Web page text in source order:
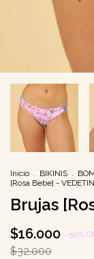
Inicio . BIKINIS .
[Rosa Bebe] -
Brujas
$16.000 -50%
$32.000